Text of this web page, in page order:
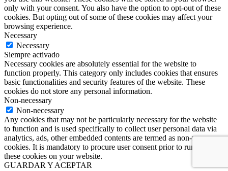
only with your consent. You also have the option to opt-out of these
cookies. But opting out of some of these cookies may affect your
browsing experience.
Necessary
Necessary
Siempre activado
Necessary cookies are absolutely essential for the website to
function properly. This category only includes cookies that ensures
basic functionalities and security features of the website. These
cookies do not store any personal information.
Non-necessary
Non-necessary
Any cookies that may not be particularly necessary for the website
to function and is used specifically to collect user personal data via
analytics, ads, other embedded contents are termed as non-necessary
cookies. It is mandatory to procure user consent prior to running
these cookies on your website.
GUARDAR Y ACEPTAR